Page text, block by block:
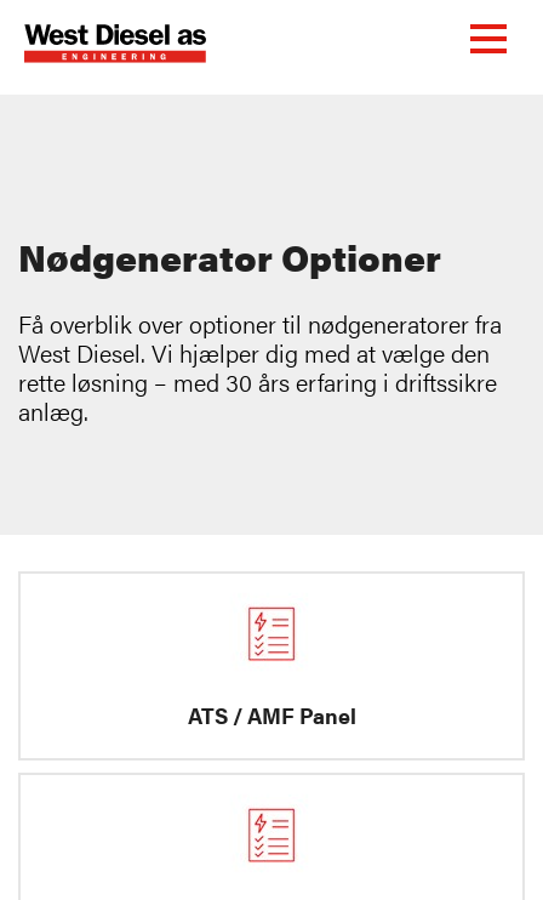
Nødgenerator Optioner
Få overblik over optioner til nødgeneratorer fra
West Diesel. Vi hjælper dig med at vælge den
rette løsning – med 30 års erfaring i driftssikre
anlæg.
ATS / AMF Panel